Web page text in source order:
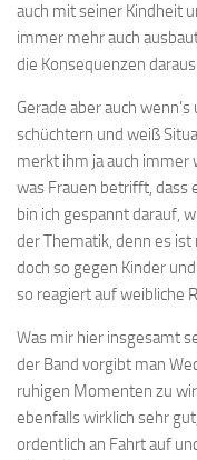
auch mit seiner Kindheit
immer mehr auch
die Konsequenzen
Gerade aber auch
schüchtern und weiß
merkt ihm ja auch immer
was Frauen betrifft, dass
bin ich gespannt darauf,
der Thematik, denn es ist
doch so gegen Kinder
so reagiert auf weibliche
Was mir hier insgesamt
der Band vorgibt man
ruhigen Momenten zu
ebenfalls wirklich sehr
ordentlich an Fahrt auf